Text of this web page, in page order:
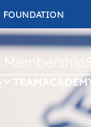
FOUNDATION
TEAM